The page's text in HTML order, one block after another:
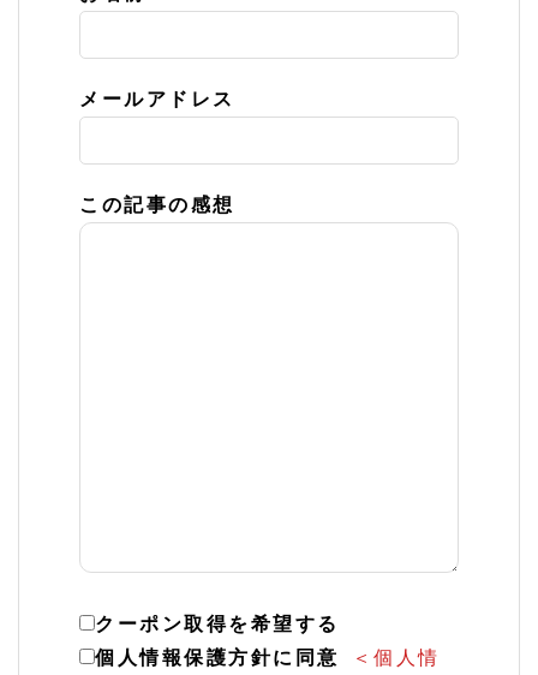
メールアドレス
この記事の感想
クーポン取得を希望する
個人情報保護方針に同意
＜個人情